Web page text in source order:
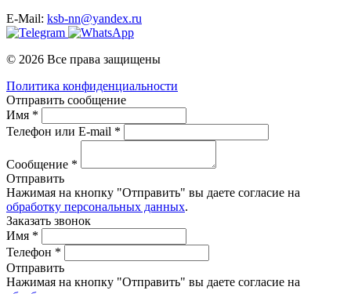
E-Mail: ksb-nn@yandex.ru
© 2026 Все права защищены
Политика конфиденциальности
Отправить сообщение
Имя *
Телефон или E-mail *
Сообщение *
Отправить
Нажимая на кнопку "Отправить" вы даете согласие на
обработку персональных данных.
Заказать звонок
Имя *
Телефон *
Отправить
Нажимая на кнопку "Отправить" вы даете согласие на